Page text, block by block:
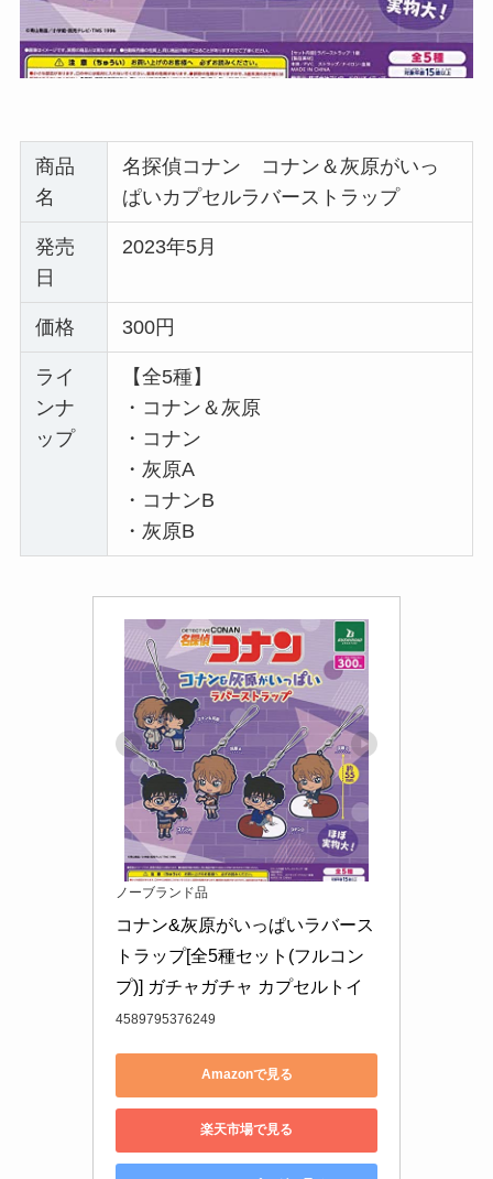
商品
名
名探偵コナン コナン＆灰原がいっ
ぱいカプセルラバーストラップ
発売
日
2023年5月
価格 300円
ライ
ンナ
ップ
【全5種】
・コナン＆灰原
・コナン
・灰原A
・コナンB
・灰原B
ノーブランド品
コナン&灰原がいっぱいラバース
トラップ[全5種セット(フルコン
プ)] ガチャガチャ カプセルトイ
4589795376249
Amazonで見る
楽天市場で見る